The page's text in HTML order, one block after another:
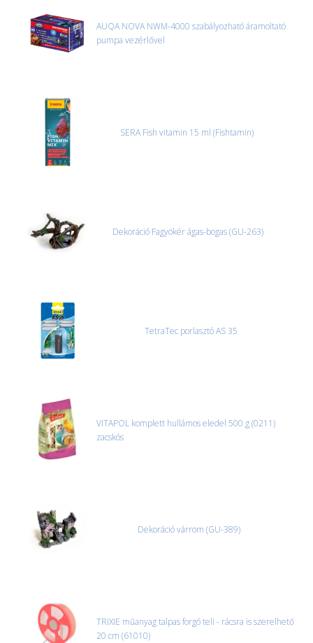
AUQA NOVA NWM-4000 szabályozható áramoltató
pumpa vezérlővel
SERA Fish vitamin 15 ml (Fishtamin)
Dekoráció Fagyökér ágas-bogas (GU-263)
TetraTec porlasztó AS 35
VITAPOL komplett hullámos eledel 500 g (0211)
zacskós
Dekoráció várrom (GU-389)
TRIXIE műanyag talpas forgó teli - rácsra is szerelhető
20 cm (61010)